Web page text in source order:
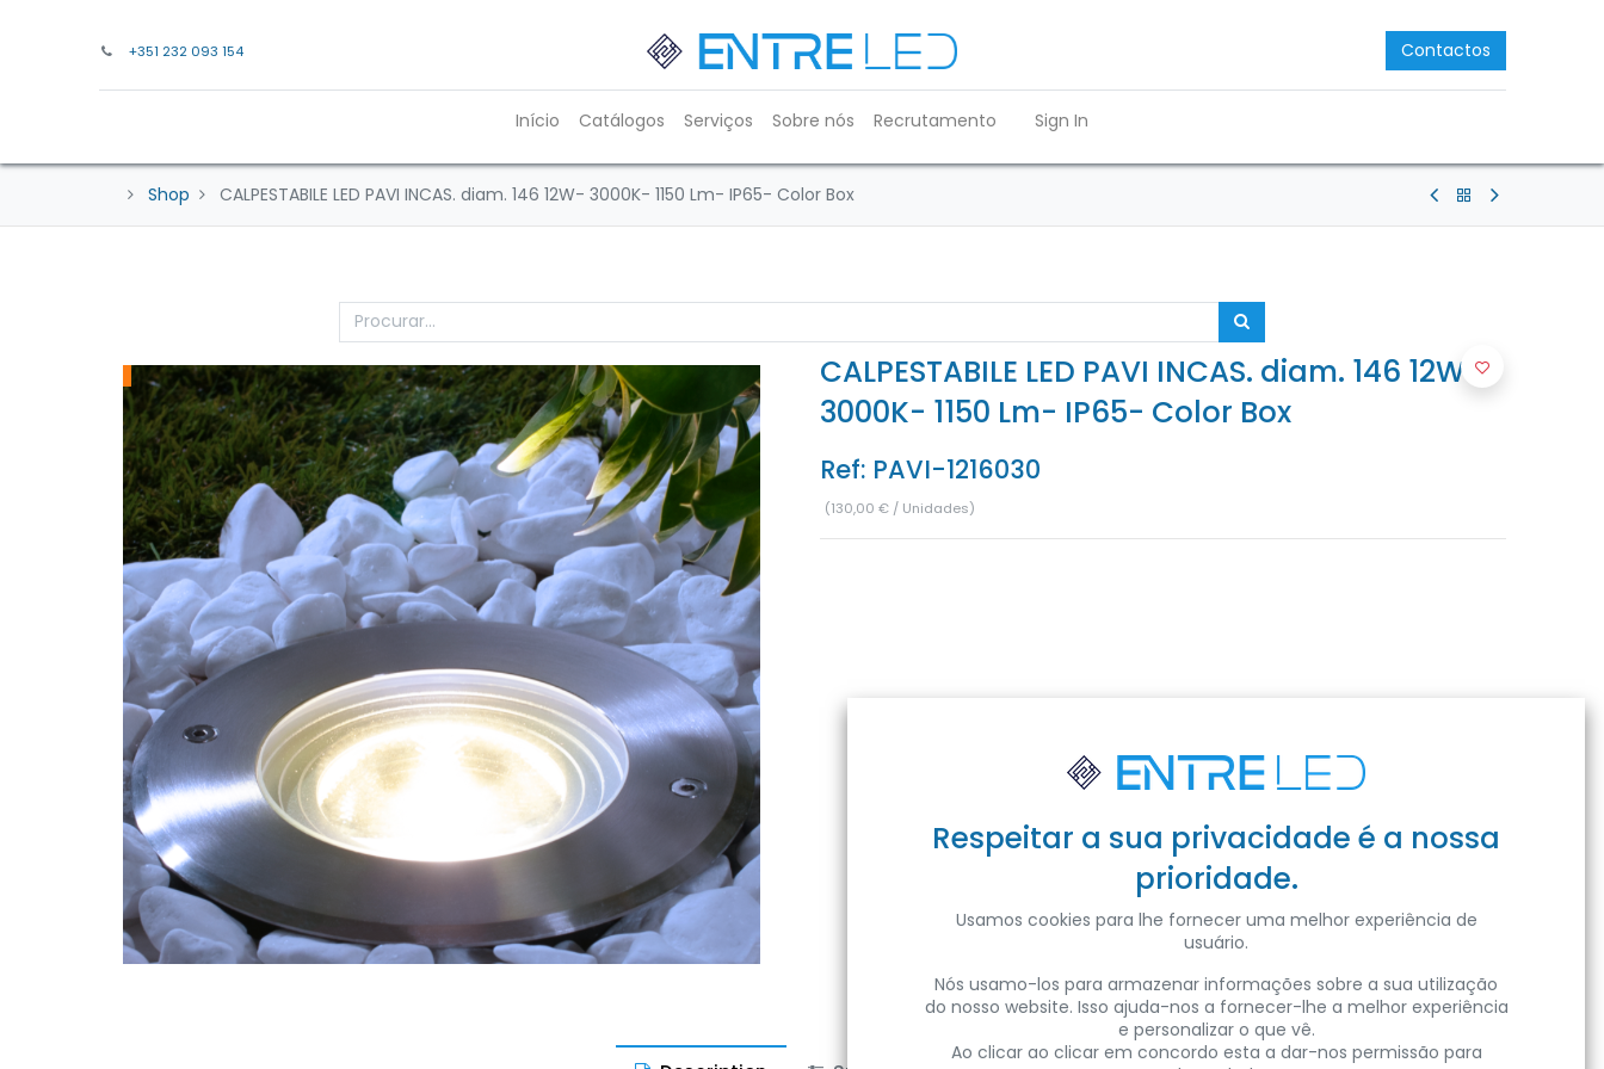
+351 232 093 154 Contactos
Início Catálogos Serviços Sobre nós Recrutamento Sign In
Shop CALPESTABILE LED PAVI INCAS. diam. 146 12W- 3000K- 1150 Lm- IP65- Color Box
CALPESTABILE LED PAVI INCAS. diam. 146 12W-
3000K- 1150 Lm- IP65- Color Box
Ref: PAVI-1216030
(130,00 € / Unidades)
Respeitar a sua privacidade é a nossa
prioridade.
Usamos cookies para lhe fornecer uma melhor experiência de
usuário.
Nós usamo-los para armazenar informações sobre a sua utilização
do nosso website. Isso ajuda-nos a fornecer-lhe a melhor experiência
e personalizar o que vê.
Ao clicar ao clicar em concordo esta a dar-nos permissão para